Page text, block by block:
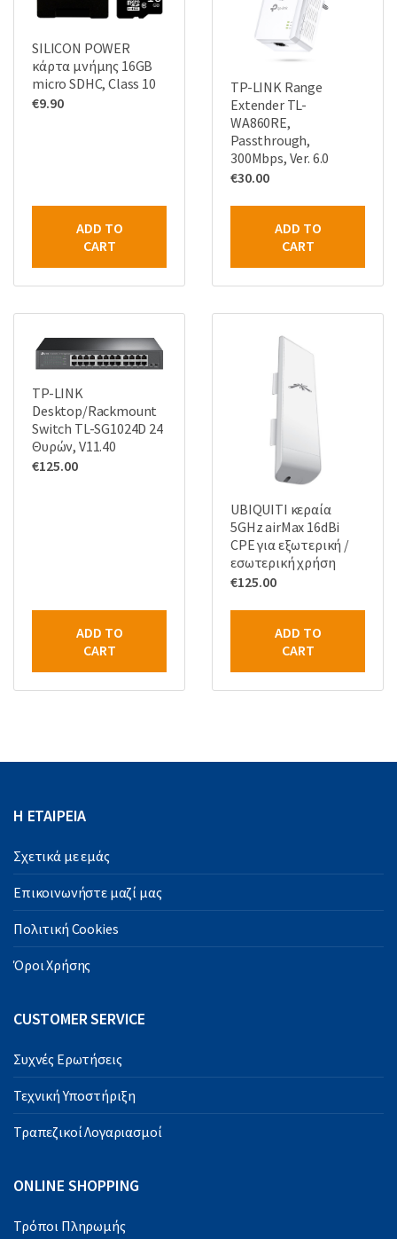
SILICON POWER
κάρτα μνήμης 16GB
micro SDHC, Class 10
€9.90
ADD TO
CART
TP-LINK Range
Extender TL-
WA860RE,
Passthrough,
300Mbps, Ver. 6.0
€30.00
ADD TO
CART
TP-LINK
Desktop/Rackmount
Switch TL-SG1024D 24
Θυρών, V11.40
€125.00
ADD TO
CART
UBIQUITI κεραία
5GHz airMax 16dBi
CPE για εξωτερική /
εσωτερική χρήση
€125.00
ADD TO
CART
Η ΕΤΑΙΡΕΙΑ
Σχετικά με εμάς
Επικοινωνήστε μαζί μας
Πολιτική Cookies
Όροι Χρήσης
CUSTOMER SERVICE
Συχνές Ερωτήσεις
Τεχνική Υποστήριξη
Τραπεζικοί Λογαριασμοί
ONLINE SHOPPING
Τρόποι Πληρωμής